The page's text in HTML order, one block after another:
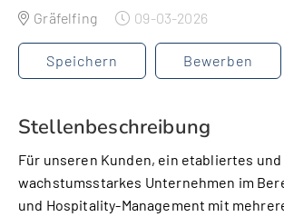
Gräfelfing 09-03-2026
Speichern Bewerben
Stellenbeschreibung
Für unseren Kunden, ein etabliertes und
wachstumsstarkes Unternehmen im
und Hospitality-Management mit